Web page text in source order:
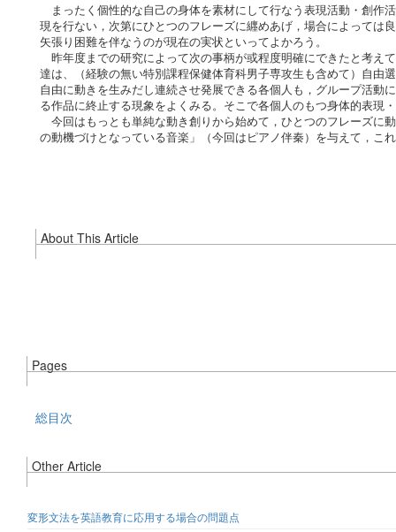
まったく個性的な自己の身体を素材にして行なう表現活動・創作
現を行ない，次第にひとつのフレーズに纒めあげ，場合によっては
矢張り困難を伴なうのが現在の実状といってよかろう。
昨年度までの研究によって次の事柄が或程度明確にできたと考え
達は、（経験の無い特別課程保健体育科男子専攻生も含めて）自由
自由に動きを生みだし連続させ発展できる各個人も，グループ活
る作品に終止する現象をよくみる。そこで各個人のもつ身体的表
今回はもっとも単純な動き創りから始めて，ひとつのフレーズに
の動機づけとなっている音楽」（今回はピアノ伴秦）を与えて，こ
About This Article
Pages
総目次
Other Article
変形文法を英語教育に応用する場合の問題点